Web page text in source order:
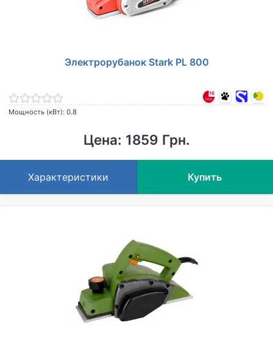
Электрорубанок Stark PL 800
Мощность (кВт): 0.8
Цена: 1859 Грн.
Характеристики Купить